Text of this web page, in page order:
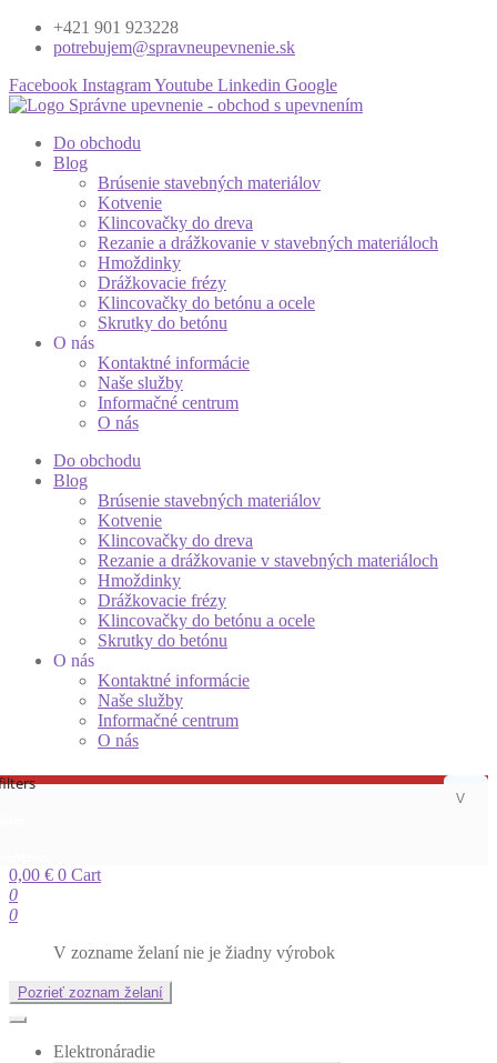
+421 901 923228
potrebujem@spravneupevnenie.sk
Facebook InstagramYoutube Linkedin Google
Do obchodu
Blog
Brúsenie stavebných materiálov
Kotvenie
Klincovačky do dreva
Rezanie a drážkovanie v stavebných materiáloch
Hmoždinky
Drážkovacie frézy
Klincovačky do betónu a ocele
Skrutky do betónu
O nás
Kontaktné informácie
Naše služby
Informačné centrum
O nás
Do obchodu
Blog
Brúsenie stavebných materiálov
Kotvenie
Klincovačky do dreva
Rezanie a drážkovanie v stavebných materiáloch
Hmoždinky
Drážkovacie frézy
Klincovačky do betónu a ocele
Skrutky do betónu
O nás
Kontaktné informácie
Naše služby
Informačné centrum
O nás
0,00 € 0 Cart
0
0
V zozname želaní nie je žiadny výrobok
Pozrieť zoznam želaní
Elektronáradie